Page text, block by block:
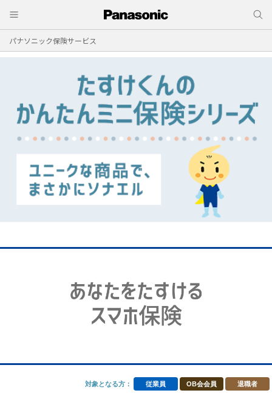
パナソニック保険サービス
対象となる方： 従業員 OB会会員 退職者